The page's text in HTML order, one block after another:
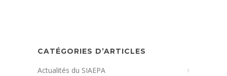
CATÉGORIES D’ARTICLES
Actualités du SIAEPA